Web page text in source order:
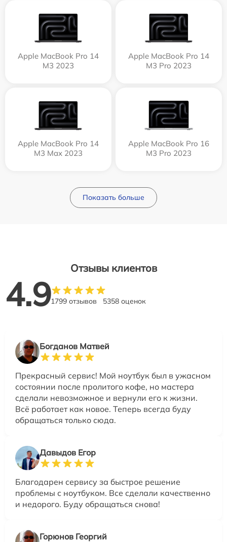
Apple MacBook Pro 14
M3 2023
Apple MacBook Pro 14
M3 Pro 2023
Apple MacBook Pro 14
M3 Max 2023
Apple MacBook Pro 16
M3 Pro 2023
Показать больше
Отзывы клиентов
4.91799 отзывов 5358 оценок
Богданов Матвей
Прекрасный сервис! Мой ноутбук был в ужасном
состоянии после пролитого кофе, но мастера
сделали невозможное и вернули его к жизни.
Всё работает как новое. Теперь всегда буду
обращаться только сюда.
Давыдов Егор
Благодарен сервису за быстрое решение
проблемы с ноутбуком. Все сделали качественно
и недорого. Буду обращаться снова!
Горюнов Георгий